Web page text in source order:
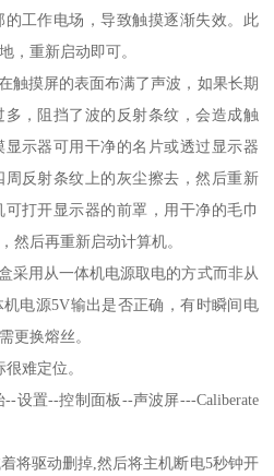
工作电场，导致触摸逐渐失效。此
，重新启动即可。
触摸屏的表面布满了声波，如果长期
，阻挡了波的反射条纹，会造成触
示器可用干净的名片或透过显示器
反射条纹上的灰尘擦去，然后重新
打开显示器的前罩，用干净的毛巾
然后再重新启动计算机。
采用从一体机电源取电的方式而非从
电源5V输出是否正确，有时瞬间电
更换熔丝。
难定位。
设置--控制面板--声波屏---Caliberate
将驱动删掉,然后将主机断电5秒钟开